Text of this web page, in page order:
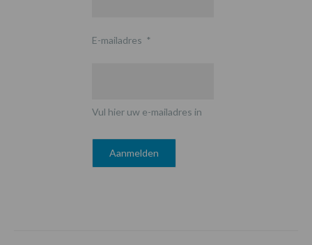
E-mailadres *
Vul hier uw e-mailadres in